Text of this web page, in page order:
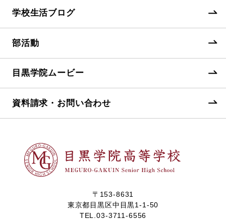
学校生活ブログ
部活動
目黒学院ムービー
資料請求・お問い合わせ
〒153-8631
東京都目黒区中目黒1-1-50
TEL.03-3711-6556